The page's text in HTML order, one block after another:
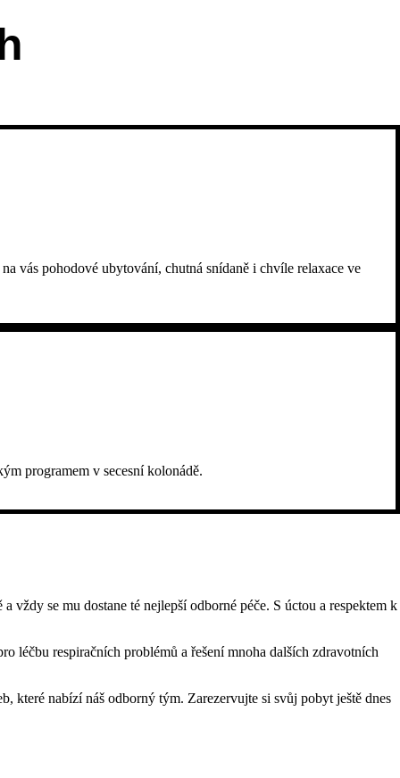
vás pohodové ubytování, chutná snídaně i chvíle relaxace ve
programem v secesní kolonádě.
se mu dostane té nejlepší odborné péče. S úctou a respektem k
léčbu respiračních problémů a řešení mnoha dalších zdravotních
které nabízí náš odborný tým. Zarezervujte si svůj pobyt ještě dnes